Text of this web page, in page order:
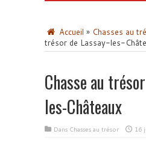
Accueil » Chasses au
trésor de Lassay-les-
Chasse au
les-Châteaux
Dans Chasses au trésor 16